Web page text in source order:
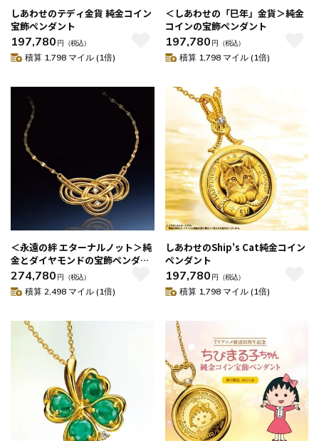
しあわせのテディ金貨 純金コイン
宝飾ペンダント
197,780 円 （税込）
積算 1,798 マイル (1倍)
＜しあわせの「巳年」金貨＞純金
コインの宝飾ペンダント
197,780 円 （税込）
積算 1,798 マイル (1倍)
＜永遠の絆 エターナルノット＞純
金とダイヤモンドの宝飾ペンダン
ト
274,780 円 （税込）
積算 2,498 マイル (1倍)
しあわせのShip's Cat純金コイン
ペンダント
197,780 円 （税込）
積算 1,798 マイル (1倍)